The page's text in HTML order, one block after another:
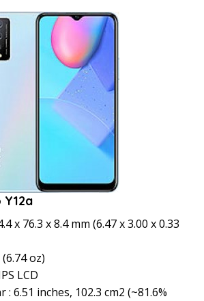
x 76.3 x 8.4 mm (6.47 x 3.00 x 0.33
oz)
LCD
: 6.51 inches, 102.3 cm2 (~81.6%